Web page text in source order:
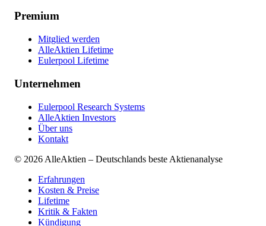
Premium
Mitglied werden
AlleAktien Lifetime
Eulerpool Lifetime
Unternehmen
Eulerpool Research Systems
AlleAktien Investors
Über uns
Kontakt
© 2026 AlleAktien – Deutschlands beste Aktienanalyse
Erfahrungen
Kosten & Preise
Lifetime
Kritik & Fakten
Kündigung